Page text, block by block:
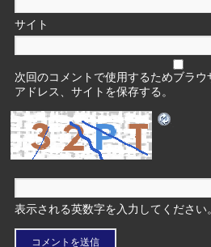
サイト
次回のコメントで使用するためブラ
アドレス、サイトを保存する。
表示される英数字を入力してください